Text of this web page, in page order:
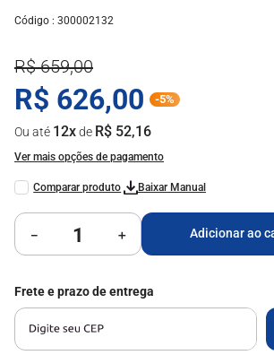
: 300002132
R$ 659,00
R$ 626,00 -5%
Ou até 12xde R$ 52,16
Ver mais opções de pagamento
Baixar Manual
＋
－ Adicionar ao
5º mônaco
7º fogão
top glass
10